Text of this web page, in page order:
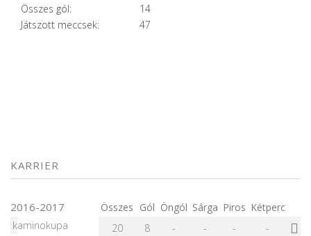
Összes gól:
14
Játszott meccsek:
47
KARRIER
2016-2017 Összes Gól Öngól Sárga Piros Kétperc
kaminokupa
20 8 - - - -